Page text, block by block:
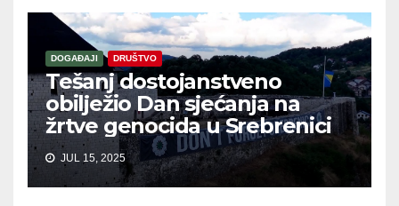
DOGAĐAJI DRUŠTVO
Tešanj dostojanstveno
obilježio Dan sjećanja na
žrtve genocida u Srebrenici
JUL 15, 2025